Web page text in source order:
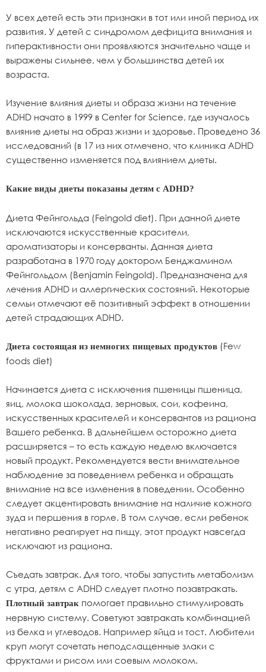
У всех детей есть эти признаки в тот или иной период их
развития. У детей с синдромом дефицита внимания и
гиперактивности они проявляются значительно чаще и
выражены сильнее, чем у большинства детей их
возраста.
Изучение влияния диеты и образа жизни на течение
ADHD начато в 1999 в Center for Science, где изучалось
влияние диеты на образ жизни и здоровье. Проведено 36
исследований (в 17 из них отмечено, что клиника ADHD
существенно изменяется под влиянием диеты.
Какие виды диеты показаны детям с ADHD?
Диета Фейнгольда (Feingold diet). При данной диете
исключаются искусственные красители,
ароматизаторы и консерванты. Данная диета
разработана в 1970 году доктором Бенджамином
Фейнгольдом (Benjamin Feingold). Предназначена для
лечения ADHD и аллергических состояний. Некоторые
семьи отмечают её позитивный эффект в отношении
детей страдающих ADHD.
Диета состоящая из немногих пищевых продуктов (Few
foods diet)
Начинается диета с исключения пшеницы пшеница,
яиц, молока шоколада, зерновых, сои, кофеина,
искусственных красителей и консервантов из рациона
Вашего ребенка. В дальнейшем осторожно диета
расширяется – то есть каждую неделю включается
новый продукт. Рекомендуется вести внимательное
наблюдение за поведением ребенка и обращать
внимание на все изменения в поведении. Особенно
следует акцентировать внимание на наличие кожного
зуда и першения в горле. В том случае, если ребенок
негативно реагирует на пищу, этот продукт навсегда
исключают из рациона.
Съедать завтрак. Для того, чтобы запустить метаболизм
с утра, детям с ADHD следует плотно позавтракать.
Плотный завтрак помогает правильно стимулировать
нервную систему. Советуют завтракать комбинацией
из белка и углеводов. Например яйца и тост. Любители
круп могут сочетать неподслащенные злаки с
фруктами и рисом или соевым молоком.